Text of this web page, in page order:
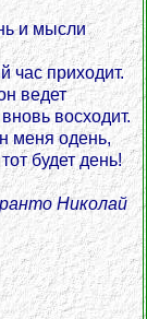
и мысли
час приходит.
ведет
восходит.
меня одень,
будет день!
Николай